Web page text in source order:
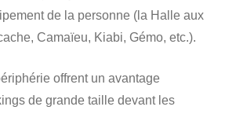
de la personne (la Halle aux
Camaïeu, Kiabi, Gémo, etc.).
offrent un avantage
de grande taille devant les